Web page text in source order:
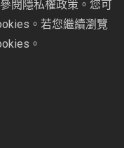
到創業合作、大小交
紙薄薄的合約，承載
不熟悉其中複雜的法
受損，甚至引發曠日
」，這句話在合約的
閱隱私權政策。您可
。若您繼續瀏覽
。